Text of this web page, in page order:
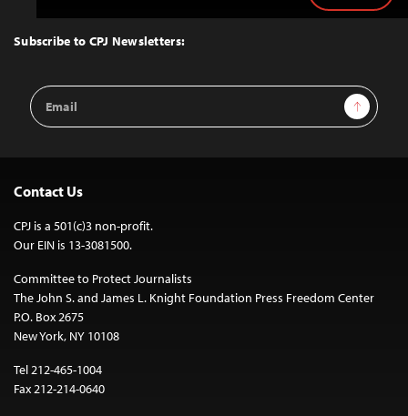
Top
Subscribe to CPJ Newsletters:
Email
Address
Sign Up
Contact Us
CPJ is a 501(c)3 non-profit.
Our EIN is 13-3081500.
Committee to Protect Journalists
The John S. and James L. Knight Foundation Press Freedom Center
P.O. Box 2675
New York, NY 10108
Tel 212-465-1004
Fax 212-214-0640